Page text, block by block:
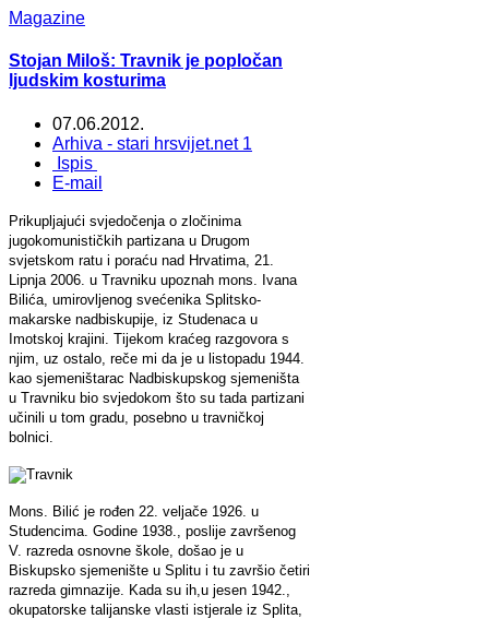
Magazine
Stojan Miloš: Travnik je popločan
ljudskim kosturima
07.06.2012.
Arhiva - stari hrsvijet.net 1
Ispis
E-mail
Prikupljajući svjedočenja o zločinima
jugokomunističkih partizana u Drugom
svjetskom ratu i poraću nad Hrvatima, 21.
Lipnja 2006. u Travniku upoznah mons. Ivana
Bilića, umirovljenog svećenika Splitsko-
makarske nadbiskupije, iz Studenaca u
Imotskoj krajini. Tijekom kraćeg razgovora s
njim, uz ostalo, reče mi da je u listopadu 1944.
kao sjemeništarac Nadbiskupskog sjemeništa
u Travniku bio svjedokom što su tada partizani
učinili u tom gradu, posebno u travničkoj
bolnici.
Mons. Bilić je rođen 22. veljače 1926. u
Studencima. Godine 1938., poslije završenog
V. razreda osnovne škole, došao je u
Biskupsko sjemenište u Splitu i tu završio četiri
razreda gimnazije. Kada su ih,u jesen 1942.,
okupatorske talijanske vlasti istjerale iz Splita,